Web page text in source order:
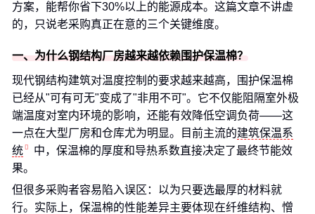
方案，能帮你省下30%以上的能源成本。这篇文章不讲虚
的，只说老采购真正在意的三个关键维度。
一、为什么钢结构厂房越来越依赖围护保温棉？
现代钢结构建筑对温度控制的要求越来越高，围护保温棉
已经从"可有可无"变成了"非用不可"。它不仅能阻隔室外极
端温度对室内环境的影响，还能有效降低空调负荷——这
一点在大型厂房和仓库尤为明显。目前主流的建筑保温系
统
中，保温棉的厚度和导热系数直接决定了最终节能效
果。
但很多采购者容易陷入误区：以为只要选最厚的材料就
行。实际上，保温棉的性能差异主要体现在纤维结构、憎